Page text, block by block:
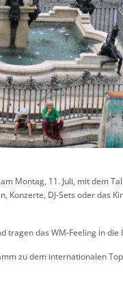
Montag, 11. Juli, mit dem
Konzerte, DJ-Sets oder das
tragen das WM-Feeling in die
zu dem internationalen